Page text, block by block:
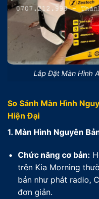
Lắp Đặt Màn Hình
So Sánh Màn Hình
Hiện Đại
1. Màn Hình Nguyên
Chức năng cơ bản:
trên Kia Morning
bản như phát radio,
đơn giản.